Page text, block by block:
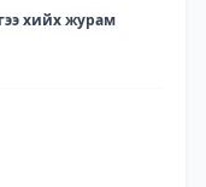
хийх журам